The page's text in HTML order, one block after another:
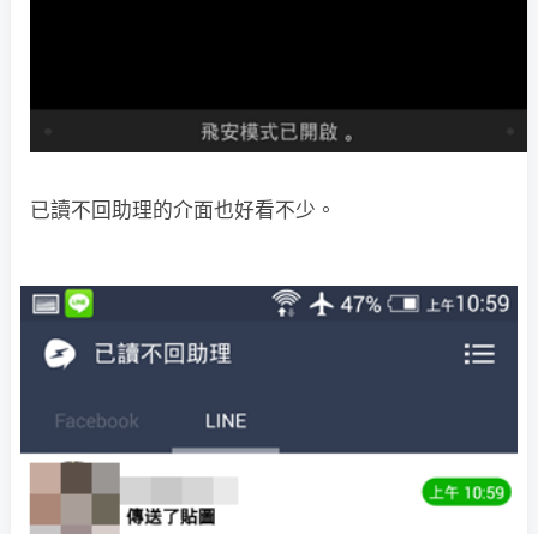
已讀不回助理的介面也好看不少。